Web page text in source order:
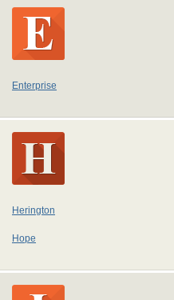
Enterprise
Herington
Hope